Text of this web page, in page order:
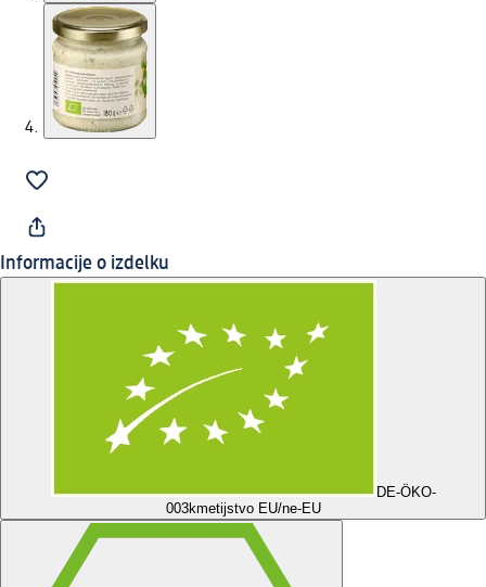
Informacije o izdelku
DE-ÖKO-
003kmetijstvo EU/ne-EU